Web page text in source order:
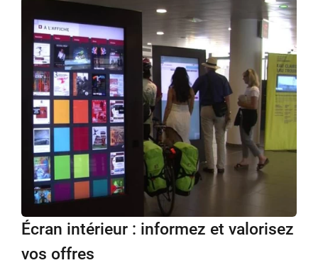
Écran intérieur : informez et valorisez
vos offres